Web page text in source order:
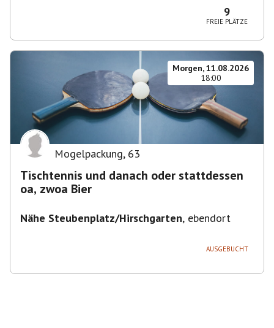
9
FREIE PLÄTZE
Morgen, 11.08.2026
18:00
Mogelpackung, 63
Tischtennis und danach oder stattdessen
oa, zwoa Bier
Nähe Steubenplatz/Hirschgarten, ebendort
AUSGEBUCHT